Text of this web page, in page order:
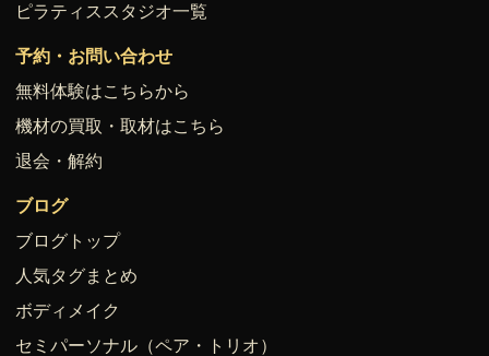
ピラティススタジオ一覧
予約・お問い合わせ
無料体験はこちらから
機材の買取・取材はこちら
退会・解約
ブログ
ブログトップ
人気タグまとめ
ボディメイク
セミパーソナル（ペア・トリオ）